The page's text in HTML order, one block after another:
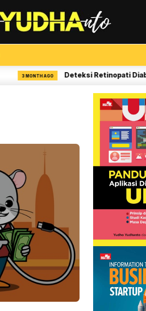
AGO Deteksi Retinopati Diabetik